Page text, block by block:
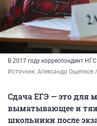
В 2017 году корреспондент
Источник: Александр Ощепков /
Сдача ЕГЭ — это для
выматывающее и
школьники после